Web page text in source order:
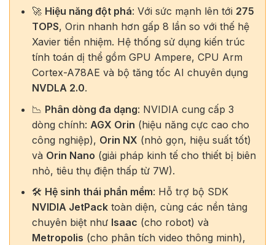
🚀 Hiệu năng đột phá: Với sức mạnh lên tới 275
TOPS, Orin nhanh hơn gấp 8 lần so với thế hệ
Xavier tiền nhiệm. Hệ thống sử dụng kiến trúc
tính toán dị thể gồm GPU Ampere, CPU Arm
Cortex-A78AE và bộ tăng tốc AI chuyên dụng
NVDLA 2.0.
📉 Phân dòng đa dạng: NVIDIA cung cấp 3
dòng chính: AGX Orin (hiệu năng cực cao cho
công nghiệp), Orin NX (nhỏ gọn, hiệu suất tốt)
và Orin Nano (giải pháp kinh tế cho thiết bị biên
nhỏ, tiêu thụ điện thấp từ 7W).
🛠️ Hệ sinh thái phần mềm: Hỗ trợ bộ SDK
NVIDIA JetPacktoàn diện, cùng các nền tảng
chuyên biệt như Isaac (cho robot) và
Metropolis (cho phân tích video thông minh),